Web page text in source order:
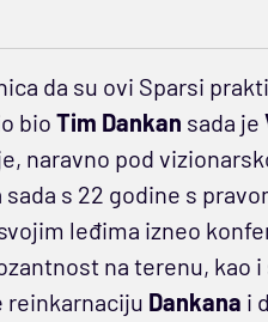
da su ovi Sparsi
bio Tim Dankan sada je
naravno pod
s 22 godine s
leđima izneo
na terenu, kao
reinkarnaciju Dankana i